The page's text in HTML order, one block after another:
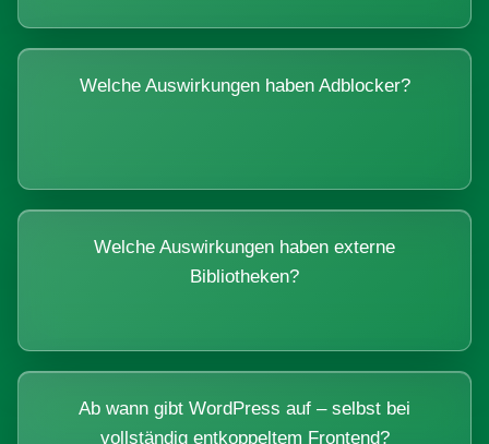
Welche Auswirkungen haben Adblocker?
Welche Auswirkungen haben externe
Bibliotheken?
Ab wann gibt WordPress auf – selbst bei
vollständig entkoppeltem Frontend?